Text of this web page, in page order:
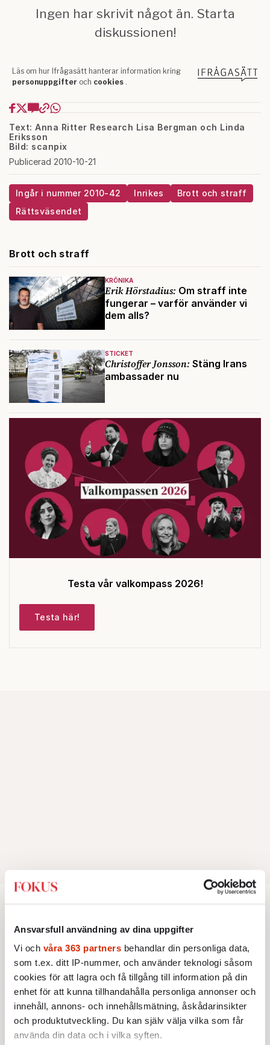
Ansvarsfull användning av dina uppgifter
Vi och våra 363 partners behandlar din personliga data,
som t.ex. ditt IP-nummer, och använder teknologi såsom
cookies för att lagra och få tillgång till information på din
enhet för att kunna tillhandahålla personliga annonser och
innehåll, annons- och innehållsmätning, åskådarinsikter
och produktutveckling. Du kan själv välja vilka som får
använda din data och i vilka syften.
Text: Anna Ritter Research Lisa Bergman och Linda
Eriksson
Bild: scanpix
Publicerad 2010-10-21
Ingår i nummer 2010-42 Inrikes
Brott och straff
Rättsväsendet
Brott och straff
KRÖNIKA
Erik Hörstadius: Om straff inte
fungerar – varför använder vi
dem alls?
STICKET
Christoffer Jonsson: Stäng Irans
ambassader nu
Testa vår valkompass 2026!
Testa här!
INRIKES
Vattenbristen är här – men var
femte liter läcker ut
Med ett varmare klimat och ett
åldrande VA-system växer
frågan: vem har egentligen
ansvar för Sveriges
vattenresurser?
Av: Susanne Gäre •